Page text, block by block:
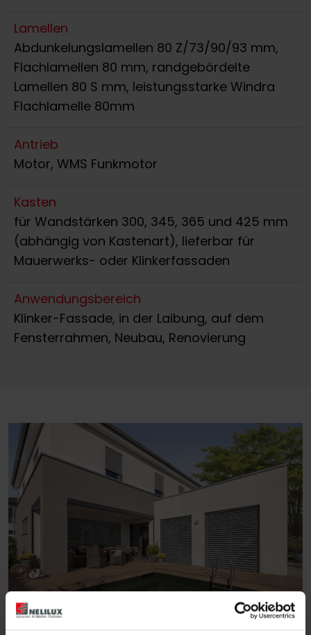
Lamellen
Abdunkelungslamellen 80 Z/73/90/93 mm,
Flachlamellen 80 mm, randgebördelte
Lamellen 80 S mm, leistungsstarke Windra
Flachlamelle 80mm
Antrieb
Motor, WMS Funkmotor
Kasten
für Wandstärken 300, 345, 365 und 425 mm
(abhängig von Kastenart), lieferbar für
Mauerwerks- oder Klinkerfassaden
Anwendungsbereich
Klinker-Fassade, in der Laibung, auf dem
Fensterrahmen, Neubau, Renovierung